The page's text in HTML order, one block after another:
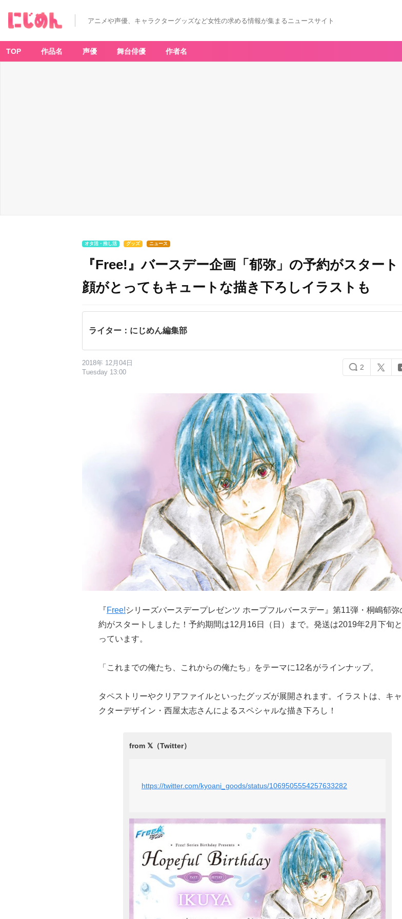
アニメや声優、キャラクターグッズなど女性の求める情報が集まるニュースサイト
TOP 作品名 声優 舞台俳優 作者名
オタ活・推し活 グッズ ニュース
『Free!』バースデー企画「郁弥」の予約がスタート
顔がとってもキュートな描き下ろしイラストも
ライター：にじめん編集部
2018年 12月04日
Tuesday 13:00
2
『Free!シリーズバースデープレゼンツ ホープフルバースデー』第11弾・桐嶋郁弥
約がスタートしました！予約期間は12月16日（日）まで。発送は2019年2月下旬
っています。
「これまでの俺たち、これからの俺たち」をテーマに12名がラインナップ。
タペストリーやクリアファイルといったグッズが展開されます。イラストは、キ
クターデザイン・西屋太志さんによるスペシャルな描き下ろし！
https://twitter.com/kyoani_goods/status/1069505554257633282